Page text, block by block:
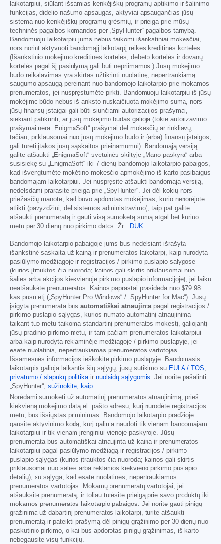
laikotarpiui, siūlant išsamias kenkėjiškų programų aptikimo ir šalinimo
funkcijas, didelio našumo apsaugas, aktyviai apsaugančias jūsų
sistemą nuo kenkėjiškų programų grėsmių, ir prieigą prie mūsų
techninės pagalbos komandos per „SpyHunter“ pagalbos tarnybą.
Bandomuoju laikotarpiu jums nebus taikomi išankstiniai mokesčiai,
nors norint aktyvuoti bandomąjį laikotarpį reikės kreditinės kortelės.
(Išankstinio mokėjimo kreditinės kortelės, debeto kortelės ir dovanų
kortelės pagal šį pasiūlymą gali būti nepriimamos.) Jūsų mokėjimo
būdo reikalavimas yra skirtas užtikrinti nuolatinę, nepertraukiamą
saugumo apsaugą pereinant nuo bandomojo laikotarpio prie mokamos
prenumeratos, jei nuspręstumėte pirkti. Bandomuoju laikotarpiu iš jūsų
mokėjimo būdo nebus iš anksto nuskaičiuota mokėjimo suma, nors
jūsų finansų įstaigai gali būti siunčiami autorizacijos prašymai,
siekiant patikrinti, ar jūsų mokėjimo būdas galioja (tokie autorizavimo
prašymai nėra „EnigmaSoft“ prašymai dėl mokesčių ar rinkliavų,
tačiau, priklausomai nuo jūsų mokėjimo būdo ir (arba) finansų įstaigos,
gali turėti įtakos jūsų sąskaitos prieinamumui). Bandomąją versiją
galite atšaukti „EnigmaSoft“ svetainės skiltyje „Mano paskyra“ arba
susisiekę su „EnigmaSoft“ iki 7 dienų bandomojo laikotarpio pabaigos,
kad išvengtumėte mokėtino mokesčio apmokėjimo iš karto pasibaigus
bandomajam laikotarpiui. Jei nuspręsite atšaukti bandomąją versiją,
nedelsdami prarasite prieigą prie „SpyHunter“. Jei dėl kokių nors
priežasčių manote, kad buvo apdorotas mokėjimas, kurio nenorėjote
atlikti (pavyzdžiui, dėl sistemos administravimo), taip pat galite
atšaukti prenumeratą ir gauti visą sumokėtą sumą atgal bet kuriuo
metu per 30 dienų nuo pirkimo datos. Žr . DUK.
Bandomojo laikotarpio pabaigoje jums bus nedelsiant išrašyta
išankstinė sąskaita už kainą ir prenumeratos laikotarpį, kaip nurodyta
pasiūlymo medžiagoje ir registracijos / pirkimo puslapio sąlygose
(kurios įtrauktos čia nuoroda; kainos gali skirtis priklausomai nuo
šalies arba akcijos kiekvienoje pirkimo puslapio informacijoje), jei laiku
neatšaukėte prenumeratos. Kainos paprastai prasideda nuo $79.98
kas pusmetį („SpyHunter Pro Windows“ / „SpyHunter for Mac“). Jūsų
įsigyta prenumerata bus automatiškai atnaujintapagal registracijos /
pirkimo puslapio sąlygas, kurios numato automatinį atnaujinimą
taikant tuo metu taikomą standartinį prenumeratos mokestį, galiojantį
jūsų pradinio pirkimo metu, ir tam pačiam prenumeratos laikotarpiui
arba kaip nurodyta reklaminėje medžiagoje / pirkimo puslapyje, jei
esate nuolatinis, nepertraukiamas prenumeratos vartotojas.
Išsamesnės informacijos ieškokite pirkimo puslapyje. Bandomasis
laikotarpis galioja laikantis šių sąlygų, jūsų sutikimo su EULA / TOS,
privatumo / slapukų politikair nuolaidų sąlygomis. Jei norite pašalinti
„SpyHunter“, sužinokite, kaip.
Norėdami sumokėti už automatinį prenumeratos atnaujinimą, prieš
kiekvieną mokėjimo datą el. pašto adresu, kurį nurodėte registracijos
metu, bus išsiųstas priminimas. Bandomojo laikotarpio pradžioje
gausite aktyvinimo kodą, kurį galima naudoti tik vienam bandomajam
laikotarpiui ir tik vienam įrenginiui vienoje paskyroje. Jūsų
prenumerata bus automatiškai atnaujinta už kainą ir prenumeratos
laikotarpiui pagal pasiūlymo medžiagą ir registracijos / pirkimo
puslapio sąlygas (kurios įtrauktos čia nuoroda; kainos gali skirtis
priklausomai nuo šalies arba reklamos kiekvieno pirkimo puslapio
detalių), su sąlyga, kad esate nuolatinės, nepertraukiamos
prenumeratos vartotojas. Mokamų prenumeratų vartotojai, jei
atšauksite prenumeratą, ir toliau turėsite prieigą prie savo produktų iki
mokamos prenumeratos laikotarpio pabaigos. Jei norite gauti pinigų
grąžinimą už dabartinį prenumeratos laikotarpį, turite atšaukti
prenumeratą ir pateikti prašymą dėl pinigų grąžinimo per 30 dienų nuo
paskutinio pirkimo, o kai bus apdorotas pinigų grąžinimas, iš karto
nebegausite visų funkcijų.